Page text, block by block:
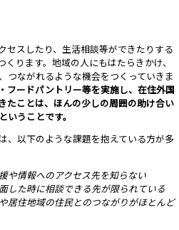
セスしたり、生活相談等ができたりする
くります。地域の人にもはたらきかけ、
つながれるような機会をつくっていきま
フードパントリー等を実施し、在住外国
たことは、ほんの少しの周囲の助け合い
うことです。
、以下のような課題を抱えている方が多
や情報へのアクセス先を知らない
した時に相談できる先が限られている
居住地域の住民とのつながりがほとんど